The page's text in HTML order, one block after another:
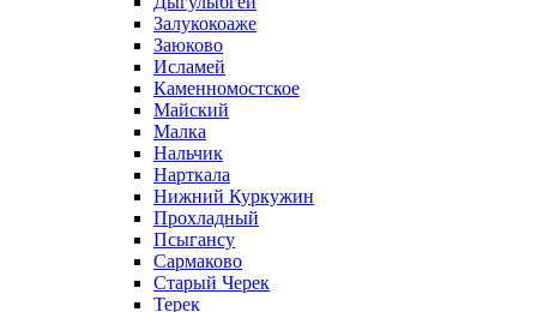
Залукокоаже
Заюково
Исламей
Каменномостское
Майский
Малка
Нальчик
Нарткала
Нижний Куркужин
Прохладный
Псыгансу
Сармаково
Старый Черек
Терек